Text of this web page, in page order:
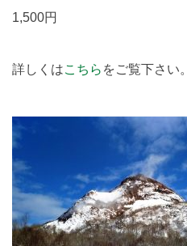
1,500円
詳しくはこちら をご覧下さい。